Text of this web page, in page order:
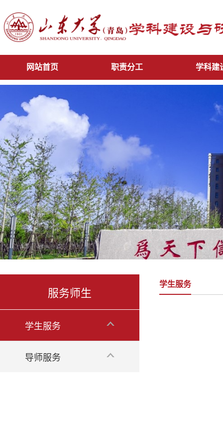
网站首页 职责分工 学科建
服务师生
学生服务
导师服务
学生服务